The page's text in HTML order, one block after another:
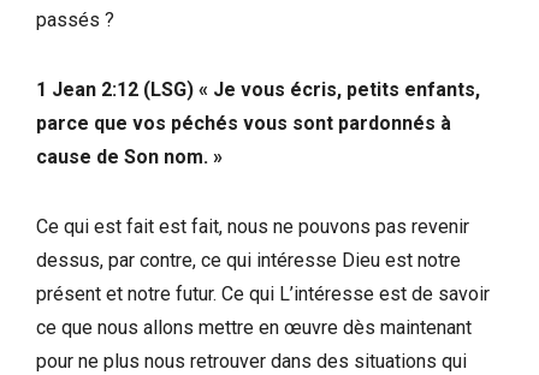
passés ?
1 Jean 2:12 (LSG) « Je vous écris, petits enfants,
parce que vos péchés vous sont pardonnés à
cause de Son nom. »
Ce qui est fait est fait, nous ne pouvons pas revenir
dessus, par contre, ce qui intéresse Dieu est notre
présent et notre futur. Ce qui L’intéresse est de savoir
ce que nous allons mettre en œuvre dès maintenant
pour ne plus nous retrouver dans des situations qui